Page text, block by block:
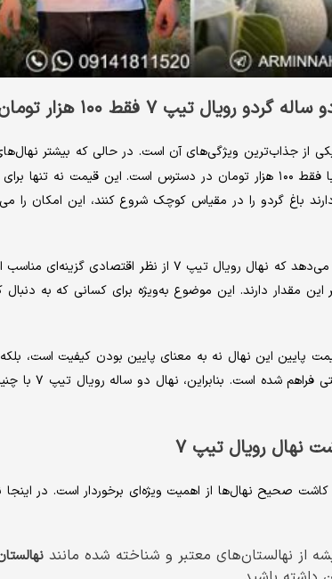
تیپ ۷ فقط ۱۰۰ هزار تومان!
تیپ ۷ یکی از جذاب‌ترین ویژگی‌های آن است. در حالی که بیشتر
بازار قیمت‌های بالاتری دارند، این نهال با فقط ۱۰۰ هزار تومان در دسترس است.
باغ گردو را در مقیاس کوچک شروع کنند، این امکان را
مقایسه این قیمت با سایر نهال‌ها نشان می‌دهد که نهال رویال
این مقدار دارند. این موضوع به‌ویژه برای کسانی که به
پایین این نهال نه به معنای پایین بودن کیفیت است، بلکه
و حذف واسطه‌ها،
نهال رویال تیپ ۷
صحیح نهال‌ها از اهمیت ویژه‌ای برخوردار است. در
از نهالستان‌های معتبر و شناخته شده مانند